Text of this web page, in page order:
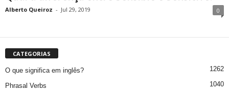
Alberto Queiroz - Jul 29, 2019 0
CATEGORIAS
O que significa em inglês? 1262
Phrasal Verbs 1040